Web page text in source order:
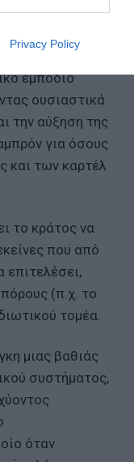
Privacy Policy
2026) του TMF
ανά χώρα. Ας
εμπόδιο
ουσιαστικά
την αύξηση της
για όσους
και των καρτέλ
το κράτος να
που από
επιτελέσει,
(π.χ. το
τομέα.
μιας βαθιάς
συστήματος,
όταν